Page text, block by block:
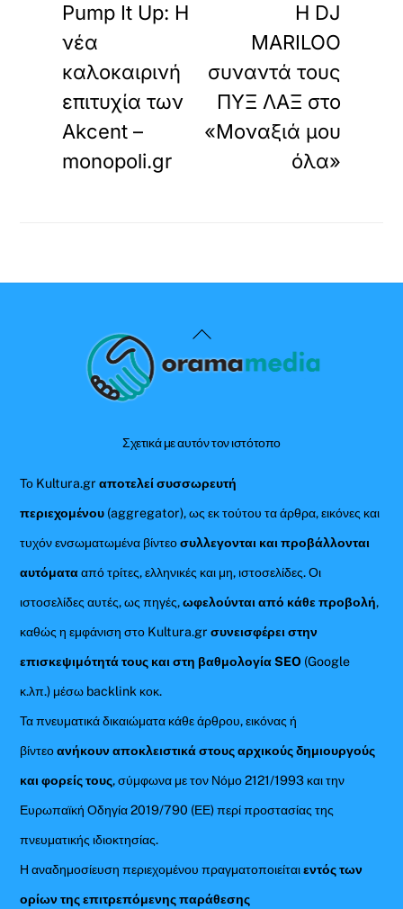
Pump It Up: Η
νέα
καλοκαιρινή
επιτυχία των
Akcent –
monopoli.gr
Η DJ
MARILOO
συναντά τους
ΠΥΞ ΛΑΞ στο
«Μοναξιά μου
όλα»
Back
To
Σχετικά με αυτόν τον ιστότοπο
Το Kultura.grαποτελεί συσσωρευτή
περιεχομένου (aggregator), ως εκ τούτου τα άρθρα, εικόνες και
τυχόν ενσωματωμένα βίντεοσυλλεγονται και προβάλλονται
αυτόματααπό τρίτες, ελληνικές και μη, ιστοσελίδες. Οι
ιστοσελίδες αυτές, ως πηγές,ωφελούνται από κάθε προβολή,
καθώς η εμφάνιση στο Kultura.gr συνεισφέρει στην
επισκεψιμότητά τους και στη βαθμολογία SEO (Google
κ.λπ.) μέσω backlink κοκ.
Τα πνευματικά δικαιώματα κάθε άρθρου, εικόνας ή
βίντεοανήκουν αποκλειστικά στους αρχικούς δημιουργούς
και φορείς τους, σύμφωνα με τον Νόμο 2121/1993 και την
Ευρωπαϊκή Οδηγία 2019/790 (ΕΕ) περί προστασίας της
πνευματικής ιδιοκτησίας.
Η αναδημοσίευση περιεχομένου πραγματοποιείταιεντός των
ορίων της επιτρεπόμενης παράθεσης